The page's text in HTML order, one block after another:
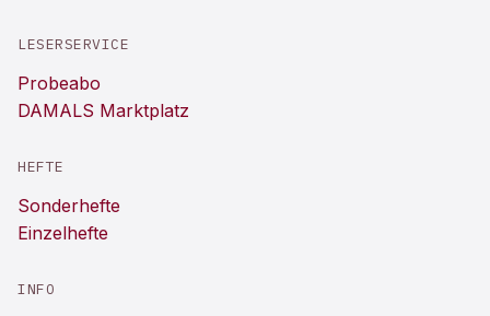
LESERSERVICE
Probeabo
DAMALS Marktplatz
HEFTE
Sonderhefte
Einzelhefte
INFO